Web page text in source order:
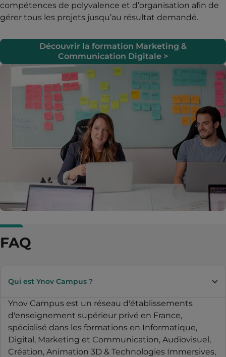
compétences de polyvalence et d’organisation afin de
gérer tous les projets jusqu’au résultat demandé.
Découvrir la formation Marketing &
Communication Digitale >
FAQ
Qui est Ynov Campus ?
Ynov Campus est un réseau d'établissements
d'enseignement supérieur privé en France,
spécialisé dans les formations en Informatique,
Digital, Marketing et Communication, Audiovisuel,
Création, Animation 3D & Technologies Immersives,